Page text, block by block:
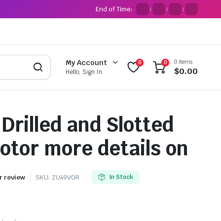
End of Time: : : :
My Account
Hello, Sign In
0 0 0 items
$0.00
and Slotted
more details on
review SKU: ZU49VOR In Stock